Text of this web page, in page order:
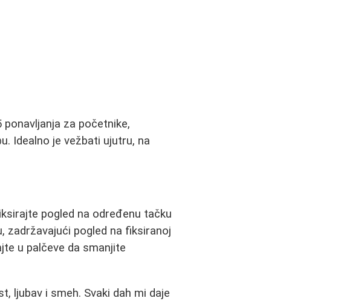
za početnike,
Idealno je vežbati ujutru, na
pogled na određenu tačku
zadržavajući pogled na fiksiranoj
u palčeve da smanjite
ljubav i smeh. Svaki dah mi daje